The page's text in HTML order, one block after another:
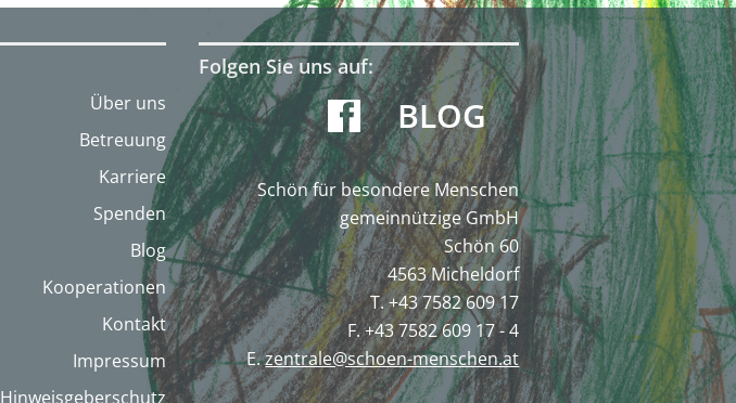
Über uns
Betreuung
Karriere
Spenden
Blog
Kooperationen
Kontakt
Impressum
Hinweisgeberschutz
Folgen Sie uns auf:
BLOG
Schön für besondere Menschen
gemeinnützige GmbH
Schön 60
4563 Micheldorf
T. +43 7582 609 17
F. +43 7582 609 17 - 4
E.zentrale@schoen-menschen.at